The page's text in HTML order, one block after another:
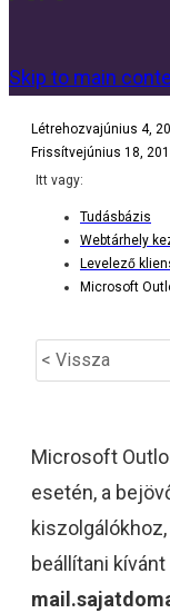
Skip to main
Létrehozvajúnius 4,
Frissítvejúnius 18,
Itt vagy:
Tudásbázis
Webtárhely
Levelező
Microsoft
< Vissza
Microsoft
esetén, a
beállítani